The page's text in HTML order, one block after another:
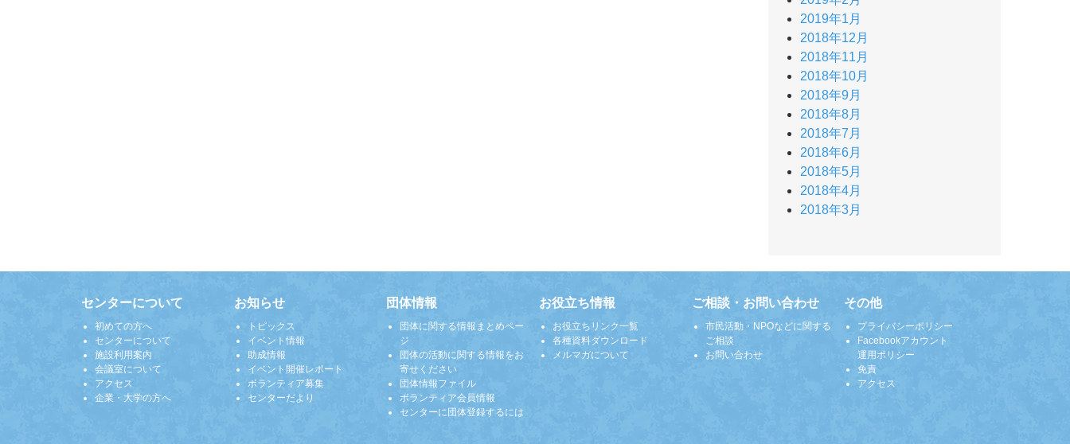
2019年1月
2018年12月
2018年11月
2018年10月
2018年9月
2018年8月
2018年7月
2018年6月
2018年5月
2018年4月
2018年3月
センターについて
初めての方へ
センターについて
施設利用案内
会議室について
アクセス
企業・大学の方へ
お知らせ
トピックス
イベント情報
助成情報
イベント開催レポート
ボランティア募集
センターだより
団体情報
団体に関する情報まとめペー
ジ
団体の活動に関する情報をお
寄せください
団体情報ファイル
ボランティア会員情報
センターに団体登録するには
お役立ち情報
お役立ちリンク一覧
各種資料ダウンロード
メルマガについて
ご相談・お問い合わせ
市民活動・NPOなどに関する
ご相談
お問い合わせ
その他
プライバシーポリシー
Facebookアカウント
運用ポリシー
免責
アクセス